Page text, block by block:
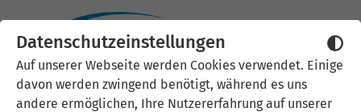
Datenschutzeinstellungen
Auf unserer Webseite werden Cookies verwendet. Einige
davon werden zwingend benötigt, während es uns
andere ermöglichen, Ihre Nutzererfahrung auf unserer
Externen Inhalt laden
Wir verwenden auf unserer